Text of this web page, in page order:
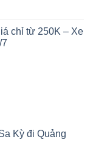
chỉ từ 250K – Xe
Kỳ đi Quảng